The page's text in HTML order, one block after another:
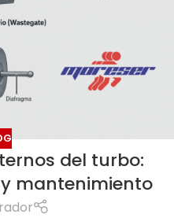
del turbo:
mantenimiento